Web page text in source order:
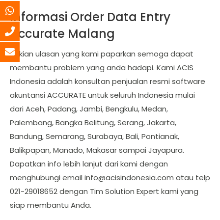
Informasi Order Data Entry
Accurate Malang
Sekian ulasan yang kami paparkan semoga dapat
membantu problem yang anda hadapi. Kami ACIS
Indonesia adalah konsultan penjualan resmi software
akuntansi ACCURATE untuk seluruh Indonesia mulai
dari Aceh, Padang, Jambi, Bengkulu, Medan,
Palembang, Bangka Belitung, Serang, Jakarta,
Bandung, Semarang, Surabaya, Bali, Pontianak,
Balikpapan, Manado, Makasar sampai Jayapura.
Dapatkan info lebih lanjut dari kami dengan
menghubungi email info@acisindonesia.com atau telp
021-29018652 dengan Tim Solution Expert kami yang
siap membantu Anda.